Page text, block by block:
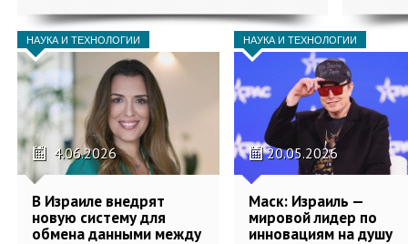
НАУКА И ТЕХНОЛОГИИ
4.06.2026
В Израиле внедрят
новую систему для
обмена данными между
НАУКА И ТЕХНОЛОГИИ
20.05.2026
Маск: Израиль —
мировой лидер по
инновациям на душу